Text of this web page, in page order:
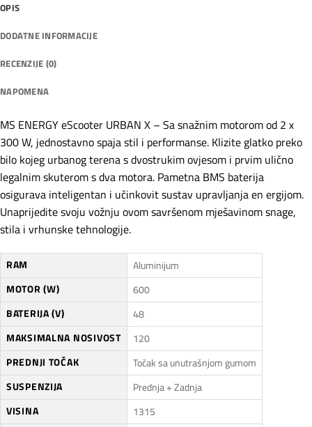
OPIS
DODATNE INFORMACIJE
RECENZIJE (0)
NAPOMENA
MS ENERGY eScooter URBAN X – Sa snažnim motorom od 2 x
300 W, jednostavno spaja stil i performanse. Klizite glatko preko
bilo kojeg urbanog terena s dvostrukim ovjesom i prvim ulično
legalnim skuterom s dva motora. Pametna BMS baterija
osigurava inteligentan i učinkovit sustav upravljanja en ergijom.
Unaprijedite svoju vožnju ovom savršenom mješavinom snage,
stila i vrhunske tehnologije.
RAM
Aluminijum
MOTOR (W)
600
BATERIJA (V)
48
MAKSIMALNA NOSIVOST
120
PREDNJI TOČAK
Točak sa unutrašnjom gumom
SUSPENZIJA
Prednja + Zadnja
VISINA
1315